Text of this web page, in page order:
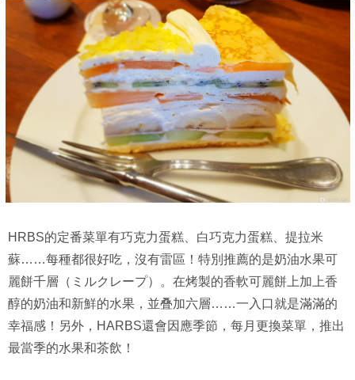
HRBS的定番菜單有巧克力蛋糕、白巧克力蛋糕、提拉米
蘇……每種都很好吃，沒有雷區！特別推薦的是奶油水果可
麗餅千層（ミルクレープ）。在烤製的香軟可麗餅上加上香
醇的奶油和新鮮的水果，並叠加六層……一入口就是滿滿的
幸福感！另外，HARBS還會因應季節，每月更換菜單，推出
最當季的水果和茶飲！